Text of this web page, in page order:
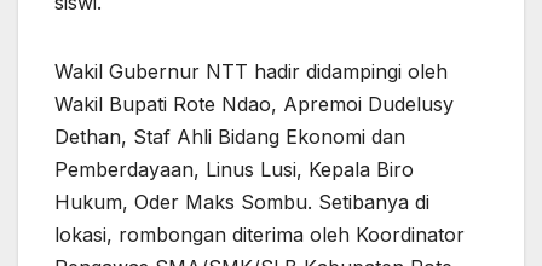
Wakil Gubernur NTT hadir didampingi oleh
Wakil Bupati Rote Ndao, Apremoi Dudelusy
Dethan, Staf Ahli Bidang Ekonomi dan
Pemberdayaan, Linus Lusi, Kepala Biro
Hukum, Oder Maks Sombu. Setibanya di
lokasi, rombongan diterima oleh Koordinator